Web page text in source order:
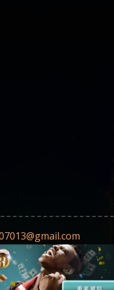
博弈 網站地圖
或遺漏承擔責任。